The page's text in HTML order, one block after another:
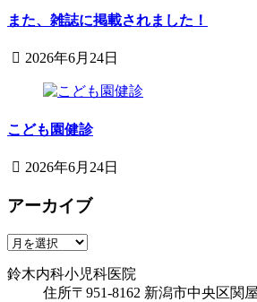
月
日
科
児
また、雑誌に掲載されました！
2026年6月24日
月
日
科
児
医
こども園健診
2026年6月24日
年
月
24
日
木
科
児
アーカイブ
ア
カ
鈴木内科小児科医院
住所〒951-8162 新潟市中央区関